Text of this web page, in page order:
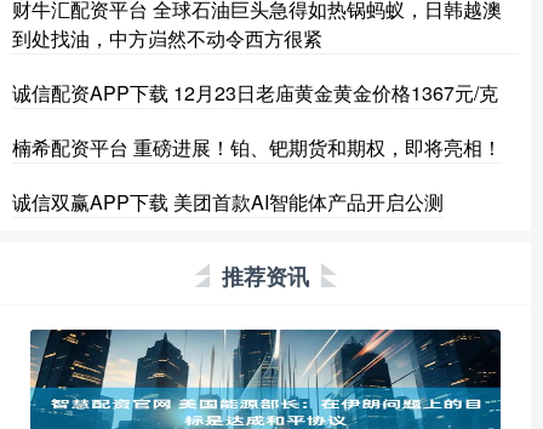
财牛汇配资平台 全球石油巨头急得如热锅蚂蚁，日韩越澳
到处找油，中方岿然不动令西方很紧
诚信配资APP下载 12月23日老庙黄金黄金价格1367元/克
楠希配资平台 重磅进展！铂、钯期货和期权，即将亮相！
诚信双赢APP下载 美团首款AI智能体产品开启公测
推荐资讯